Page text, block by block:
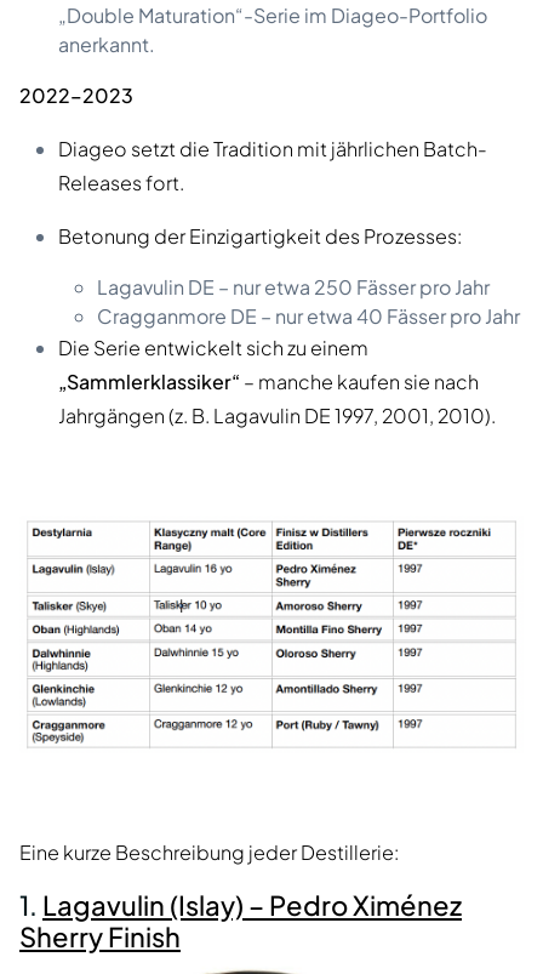
„Double Maturation“-Serie im Diageo-Portfolio
anerkannt.
2022–2023
Diageo setzt die Tradition mit jährlichen Batch-
Releases fort.
Betonung der Einzigartigkeit des Prozesses:
Lagavulin DE – nur etwa 250 Fässer pro Jahr
Cragganmore DE – nur etwa 40 Fässer pro Jahr
Die Serie entwickelt sich zu einem
„Sammlerklassiker“ – manche kaufen sie nach
Jahrgängen (z. B. Lagavulin DE 1997, 2001, 2010).
Eine kurze Beschreibung jeder Destillerie:
1. Lagavulin (Islay) – Pedro Ximénez
Sherry Finish